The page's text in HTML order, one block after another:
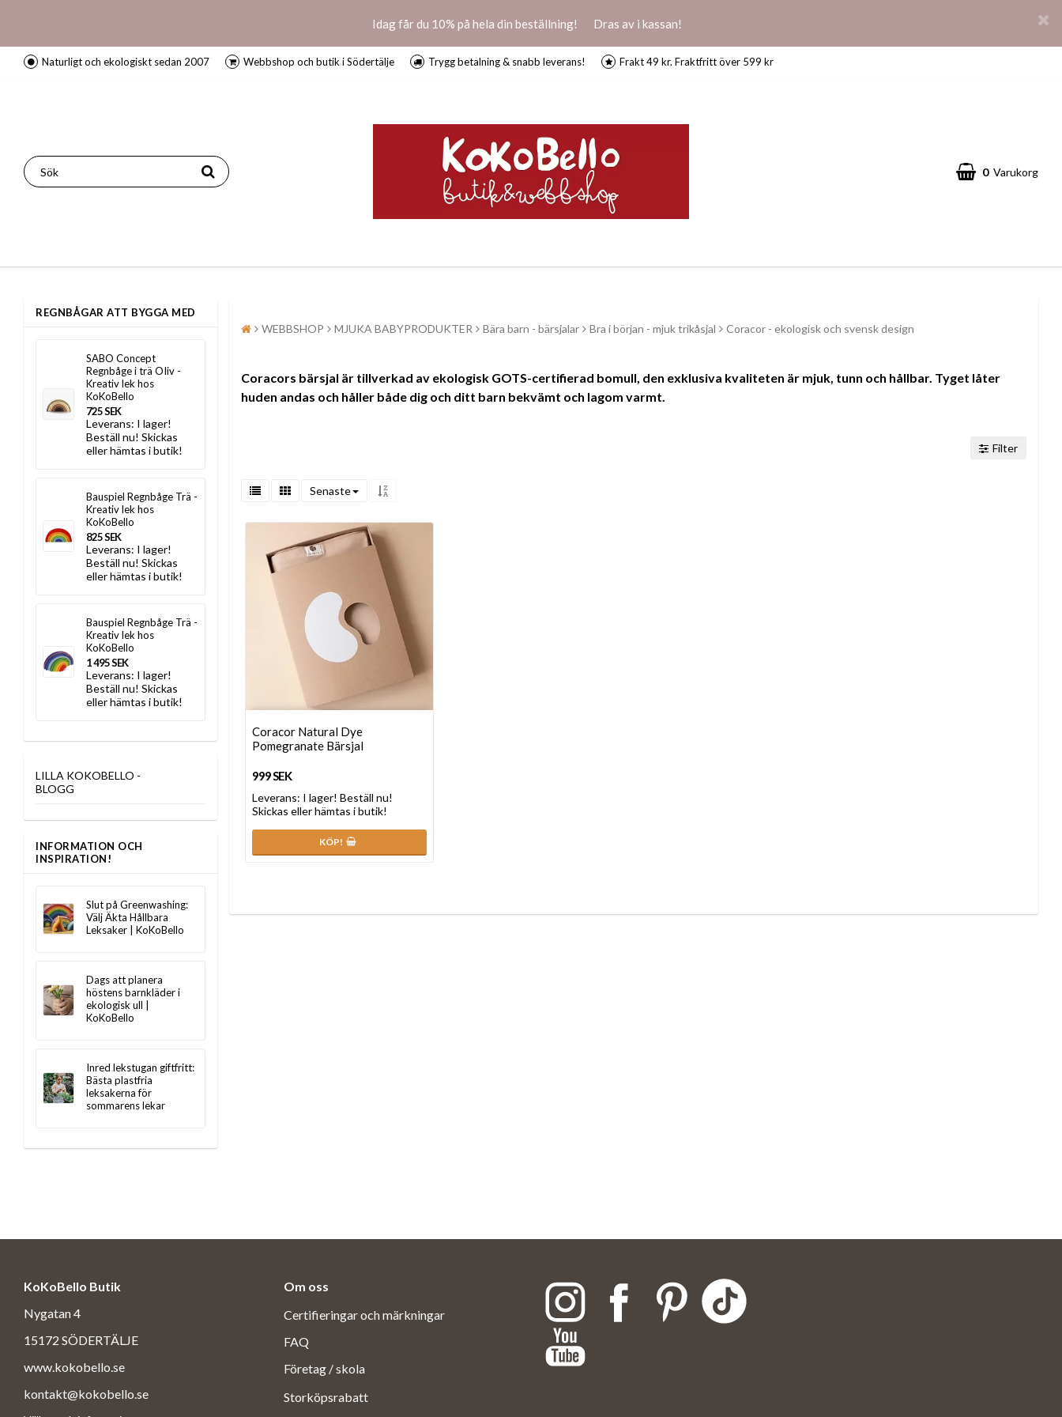
Idag får du 10% på hela din beställning! Dras av i kassan!
Naturligt och ekologiskt sedan 2007 Webbshop och butik i Södertälje Trygg betalning & snabb leverans! Frakt 49 kr. Fraktfritt över 599 kr
0 Varukorg
REGNBÅGAR ATT BYGGA MED
SABO Concept
Regnbåge i trä OIiv -
Kreativ lek hos
KoKoBello
725 SEK
Leverans: I lager!
Beställ nu! Skickas
eller hämtas i butik!
Bauspiel Regnbåge Trä -
Kreativ lek hos
KoKoBello
825 SEK
Leverans: I lager!
Beställ nu! Skickas
eller hämtas i butik!
Bauspiel Regnbåge Trä -
Kreativ lek hos
KoKoBello
1 495 SEK
Leverans: I lager!
Beställ nu! Skickas
eller hämtas i butik!
LILLA KOKOBELLO -
BLOGG
INFORMATION OCH
INSPIRATION!
Slut på Greenwashing:
Välj Äkta Hållbara
Leksaker | KoKoBello
Dags att planera
höstens barnkläder i
ekologisk ull |
KoKoBello
Inred lekstugan giftfritt:
Bästa plastfria
leksakerna för
sommarens lekar
WEBBSHOP MJUKA BABYPRODUKTER Bära barn - bärsjalar Bra i början - mjuk trikåsjal Coracor - ekologisk och svensk design
Coracors bärsjal är tillverkad av ekologisk GOTS-certifierad bomull, den exklusiva kvaliteten är mjuk, tunn och hållbar. Tyget låter
huden andas och håller både dig och ditt barn bekvämt och lagom varmt.
Filter
Senaste
Coracor Natural Dye
Pomegranate Bärsjal
999 SEK
Leverans: I lager! Beställ nu!
Skickas eller hämtas i butik!
KÖP!
KoKoBello Butik
Nygatan 4
15172 SÖDERTÄLJE
www.kokobello.se
kontakt@kokobello.se
Om oss
Certifieringar och märkningar
FAQ
Företag / skola
Storköpsrabatt